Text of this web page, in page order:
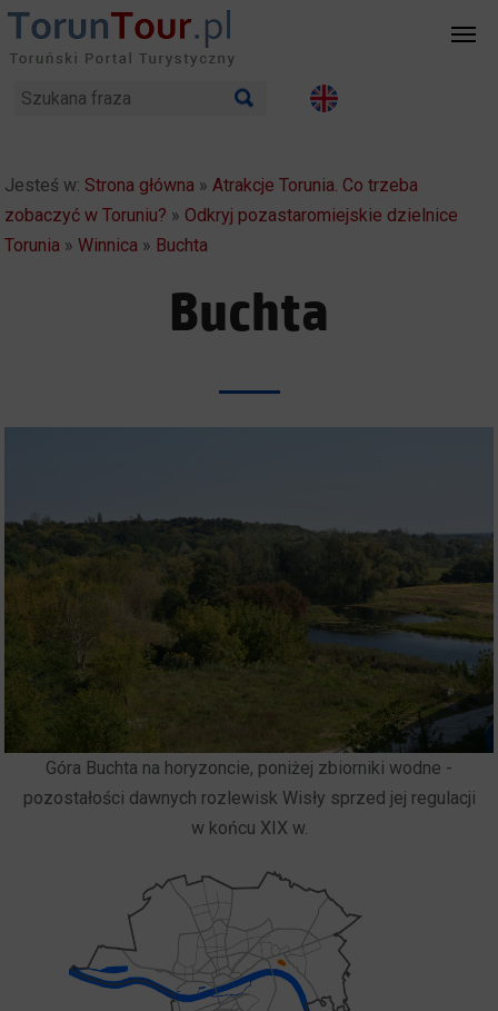
Jesteś w: Strona główna »Atrakcje Torunia. Co trzeba
zobaczyć w Toruniu? » Odkryj pozastaromiejskie dzielnice
Torunia »Winnica » Buchta
Buchta
Góra Buchta na horyzoncie, poniżej zbiorniki wodne -
pozostałości dawnych rozlewisk Wisły sprzed jej regulacji
w końcu XIX w.